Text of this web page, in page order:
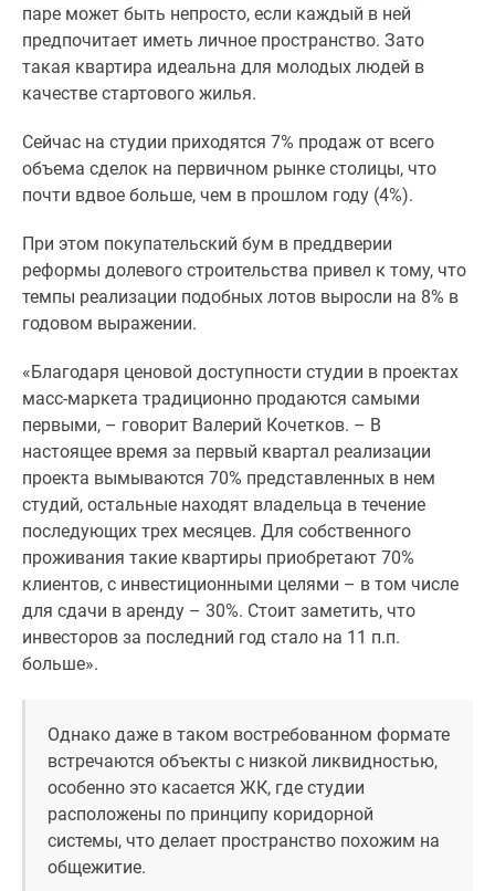
поселки
водоема
Коттеджные
ипотеку
Бизнес-
Коттеджи
Скидки
акции
Макс
паре может быть непросто, если каждый в ней
предпочитает иметь личное пространство. Зато
такая квартира идеальна для молодых людей в
качестве стартового жилья.
Сейчас на студии приходятся 7% продаж от всего
объема сделок на первичном рынке столицы, что
почти вдвое больше, чем в прошлом году (4%).
При этом покупательский бум в преддверии
реформы долевого строительства привел к тому, что
темпы реализации подобных лотов выросли на 8% в
годовом выражении.
«Благодаря ценовой доступности студии в проектах
масс-маркета традиционно продаются самыми
первыми, – говорит Валерий Кочетков. – В
настоящее время за первый квартал реализации
проекта вымываются 70% представленных в нем
студий, остальные находят владельца в течение
последующих трех месяцев. Для собственного
проживания такие квартиры приобретают 70%
клиентов, с инвестиционными целями – в том числе
для сдачи в аренду – 30%. Стоит заметить, что
инвесторов за последний год стало на 11 п.п.
больше».
Однако даже в таком востребованном формате
встречаются объекты с низкой ликвидностью,
особенно это касается ЖК, где студии
расположены по принципу коридорной
системы, что делает пространство похожим на
общежитие.